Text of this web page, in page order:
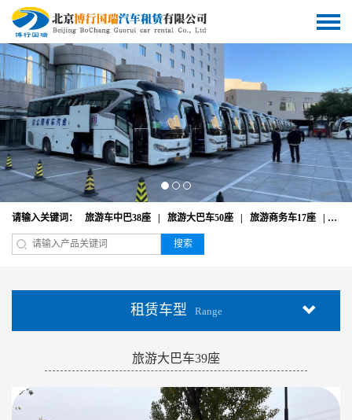
请输入关键词： 旅游车中巴38座 | 旅游大巴车50座 | 旅游商务车17座 | 奔
搜索
租赁车型 Range
旅游大巴车39座